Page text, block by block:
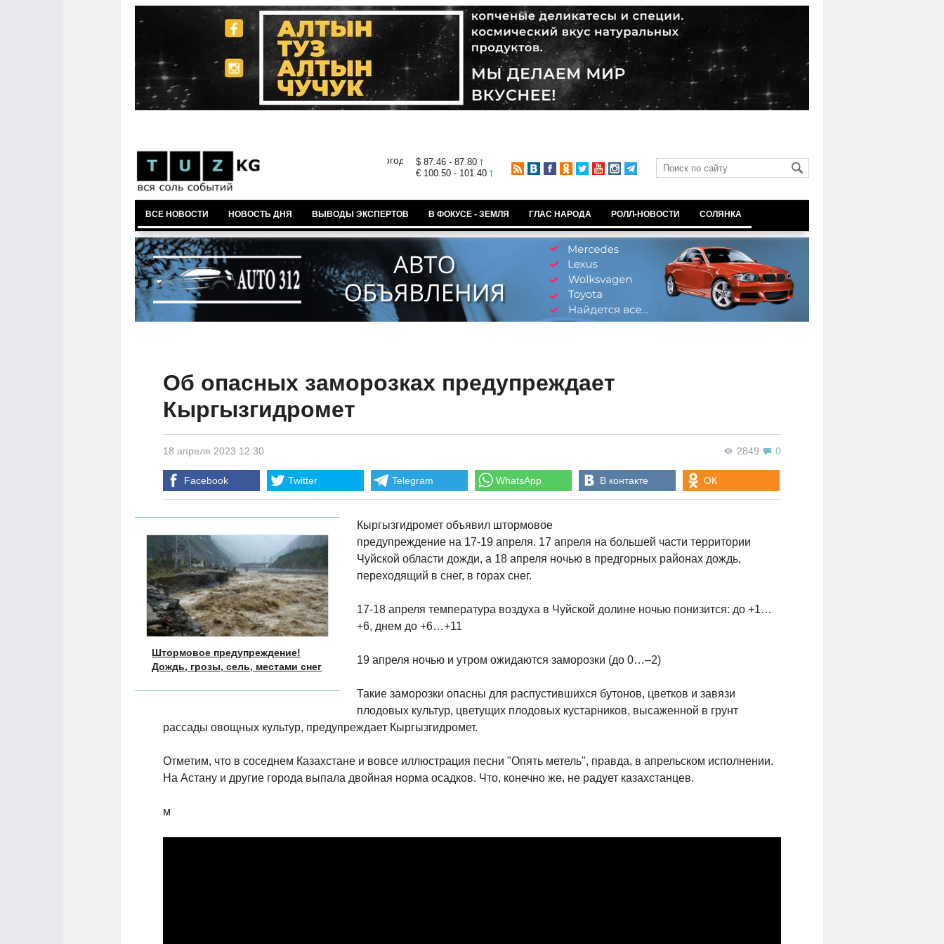
$ 87.46 - 87.80
€ 100.50 - 101.40
ВСЕ НОВОСТИ НОВОСТЬ ДНЯ ВЫВОДЫ ЭКСПЕРТОВ В ФОКУСЕ - ЗЕМЛЯ ГЛАС НАРОДА РОЛЛ-НОВОСТИ СОЛЯНКА
Об опасных заморозках предупреждает
Кыргызгидромет
2849 0
18 апреля 2023 12:30
Facebook Twitter Telegram WhatsApp В контакте ОК
Штормовое предупреждение!
Дождь, грозы, сель, местами снег
Кыргызгидромет объявил штормовое
предупреждение на 17-19 апреля. 17 апреля на большей части территории
Чуйской области дожди, а 18 апреля ночью в предгорных районах дождь,
переходящий в снег, в горах снег.
17-18 апреля температура воздуха в Чуйской долине ночью понизится: до +1…
+6, днем до +6…+11
19 апреля ночью и утром ожидаются заморозки (до 0…–2)
Такие заморозки опасны для распустившихся бутонов, цветков и завязи
плодовых культур, цветущих плодовых кустарников, высаженной в грунт
рассады овощных культур, предупреждает Кыргызгидромет.
Отметим, что в соседнем Казахстане и вовсе иллюстрация песни "Опять метель", правда, в апрельском исполнении.
На Астану и другие города выпала двойная норма осадков. Что, конечно же, не радует казахстанцев.
м